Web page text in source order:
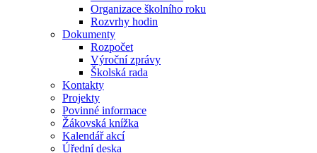
Organizace školního roku
Rozvrhy hodin
Dokumenty
Rozpočet
Výroční zprávy
Školská rada
Kontakty
Projekty
Povinné informace
Žákovská knížka
Kalendář akcí
Úřední deska